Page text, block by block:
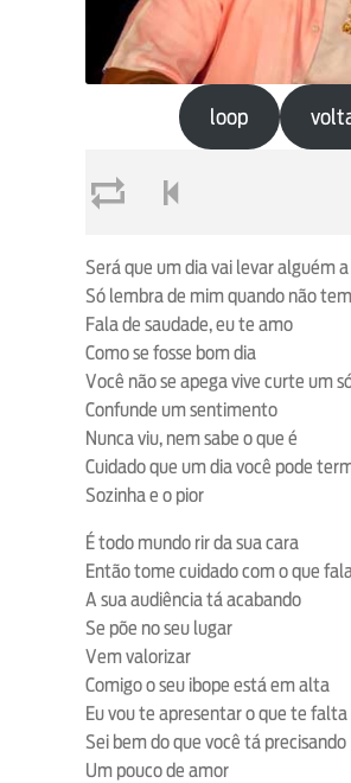
loop
Será que um dia vai levar alguém
Só lembra de mim quando não
Fala de saudade, eu te amo
Como se fosse bom dia
Você não se apega vive curte um
Confunde um sentimento
Nunca viu, nem sabe o que é
Cuidado que um dia você pode
Sozinha e o pior
É todo mundo rir da sua cara
Então tome cuidado com o que
A sua audiência tá acabando
Se põe no seu lugar
Vem valorizar
Comigo o seu ibope está em alta
Eu vou te apresentar o que te falta
Sei bem do que você tá precisando
Um pouco de amor